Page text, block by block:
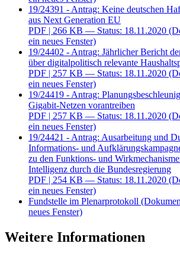
19/24391 - Antrag: Keine deutschen
aus Next Generation EU
PDF | 266 KB — Status: 18.11.2020
ein neues Fenster)
19/24402 - Antrag: Jährlicher Bericht
über digitalpolitisch relevante
PDF | 257 KB — Status: 18.11.2020
ein neues Fenster)
19/24419 - Antrag:
Gigabit-Netzen vorantreiben
PDF | 257 KB — Status: 18.11.2020
ein neues Fenster)
19/24421 - Antrag: Ausarbeitung und
Informations- und
zu den Funktions- und
Intelligenz durch die Bundesregierung
PDF | 254 KB — Status: 18.11.2020
ein neues Fenster)
Fundstelle im Plenarprotokoll
neues Fenster)
Weitere Informationen